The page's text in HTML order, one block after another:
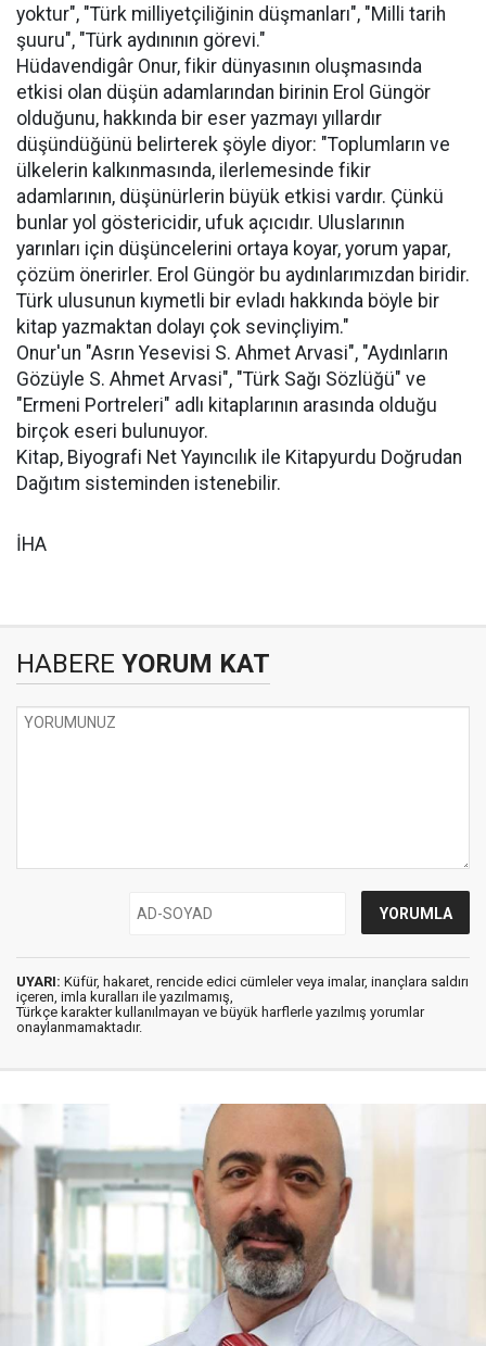
yoktur", "Türk milliyetçiliğinin düşmanları", "Milli tarih
şuuru", "Türk aydınının görevi."
Hüdavendigâr Onur, fikir dünyasının oluşmasında
etkisi olan düşün adamlarından birinin Erol Güngör
olduğunu, hakkında bir eser yazmayı yıllardır
düşündüğünü belirterek şöyle diyor: "Toplumların ve
ülkelerin kalkınmasında, ilerlemesinde fikir
adamlarının, düşünürlerin büyük etkisi vardır. Çünkü
bunlar yol göstericidir, ufuk açıcıdır. Uluslarının
yarınları için düşüncelerini ortaya koyar, yorum yapar,
çözüm önerirler. Erol Güngör bu aydınlarımızdan biridir.
Türk ulusunun kıymetli bir evladı hakkında böyle bir
kitap yazmaktan dolayı çok sevinçliyim."
Onur'un "Asrın Yesevisi S. Ahmet Arvasi", "Aydınların
Gözüyle S. Ahmet Arvasi", "Türk Sağı Sözlüğü" ve
"Ermeni Portreleri" adlı kitaplarının arasında olduğu
birçok eseri bulunuyor.
Kitap, Biyografi Net Yayıncılık ile Kitapyurdu Doğrudan
Dağıtım sisteminden istenebilir.
İHA
HABERE YORUM KAT
UYARI: Küfür, hakaret, rencide edici cümleler veya imalar, inançlara saldırı
içeren, imla kuralları ile yazılmamış,
Türkçe karakter kullanılmayan ve büyük harflerle yazılmış yorumlar
onaylanmamaktadır.